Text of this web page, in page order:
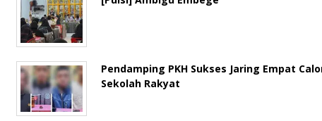
Pendamping PKH Sukses Jaring Empat
Sekolah Rakyat